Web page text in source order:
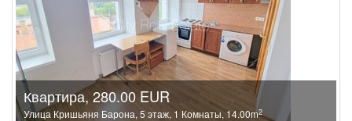
Квартира, 280.00 EUR
Улица Кришьяня Барона, 5 этаж, 1 Комнаты, 14.00m2